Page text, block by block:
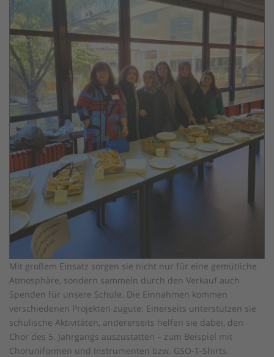
Mit großem Einsatz sorgen sie nicht nur für eine gemütliche
Atmosphäre, sondern sammeln durch den Verkauf auch
Spenden für unsere Schule. Die Einnahmen kommen
verschiedenen Projekten zugute: Einerseits unterstützen sie
schulische Aktivitäten, andererseits helfen sie dabei, den
Chor des 5. Jahrgangs auszustatten – zum Beispiel mit
Choruniformen und Instrumenten bzw. GSO-T-Shirts.